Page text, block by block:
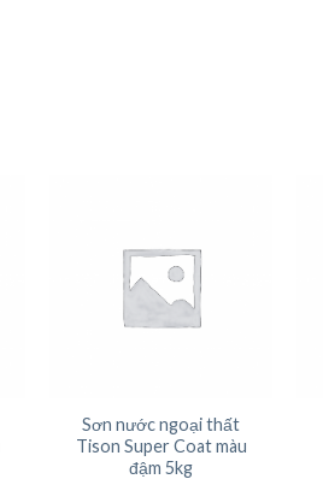
Sơn nước ngoại thất
Tison Super Coat màu
đậm 5kg